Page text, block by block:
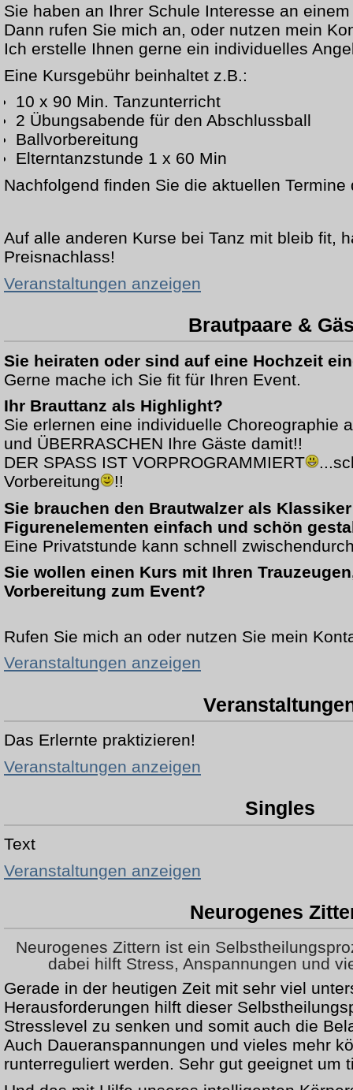
Sie haben an Ihrer Schule Interesse an
Dann rufen Sie mich an, oder nutzen mein
Ich erstelle Ihnen gerne ein individuelles
Eine Kursgebühr beinhaltet z.B.:
10 x 90 Min. Tanzunterricht
2 Übungsabende für den Abschlussball
Ballvorbereitung
Elterntanzstunde 1 x 60 Min
Nachfolgend finden Sie die aktuellen Termine
Auf alle anderen Kurse bei Tanz mit bleib fit,
Preisnachlass!
Veranstaltungen anzeigen
Brautpaare &
Sie heiraten oder sind auf eine Hochzeit
Gerne mache ich Sie fit für Ihren Event.
Ihr Brauttanz als Highlight?
Sie erlernen eine individuelle Choreographie
und ÜBERRASCHEN Ihre Gäste damit!!
DER SPASS IST VORPROGRAMMIERT
Vorbereitung
!!
Sie brauchen den Brautwalzer als
Figurenelementen einfach und schön
Eine Privatstunde kann schnell
Sie wollen einen Kurs mit Ihren
Vorbereitung zum Event?
Rufen Sie mich an oder nutzen Sie mein
Veranstaltungen anzeigen
Das Erlernte praktizieren!
Veranstaltungen anzeigen
Singles
Text
Veranstaltungen anzeigen
Neurogenes
Neurogenes Zittern ist ein
dabei hilft Stress, Anspannungen und
Gerade in der heutigen Zeit mit sehr viel
Herausforderungen hilft dieser
Stresslevel zu senken und somit auch die
Auch Daueranspannungen und vieles mehr
runterreguliert werden. Sehr gut geeignet um